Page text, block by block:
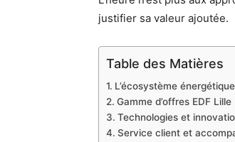
justifier sa valeur ajoutée.
Table des Matières
L’écosystème
Gamme d’offres EDF
Technologies et
Service client et